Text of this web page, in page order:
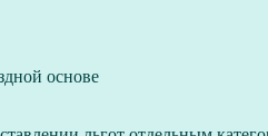
основе